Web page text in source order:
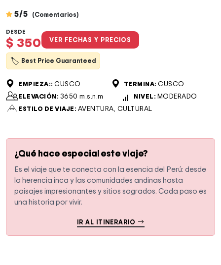
5/5 (Comentarios)
DESDE
$ 350 VER FECHAS Y PRECIOS
🏷 Best Price Guaranteed
EMPIEZA:: CUSCO TERMINA:CUSCO
ELEVACIÓN: 3650 m.s.n.m NIVEL: MODERADO
ESTILO DE VIAJE: AVENTURA, CULTURAL
¿Qué hace especial este viaje?
Es el viaje que te conecta con la esencia del Perú: desde
la herencia inca y las comunidades andinas hasta
paisajes impresionantes y sitios sagrados. Cada paso es
una historia por vivir.
IR AL ITINERARIO